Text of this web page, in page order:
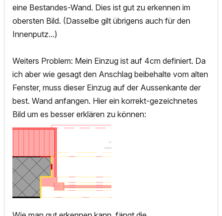
eine Bestandes-Wand. Dies ist gut zu erkennen im
obersten Bild. (Dasselbe gilt übrigens auch für den
Innenputz...)
Weiters Problem: Mein Einzug ist auf 4cm definiert. Da
ich aber wie gesagt den Anschlag beibehalte vom alten
Fenster, muss dieser Einzug auf der Aussenkante der
best. Wand anfangen. Hier ein korrekt-gezeichnetes
Bild um es besser erklären zu können: